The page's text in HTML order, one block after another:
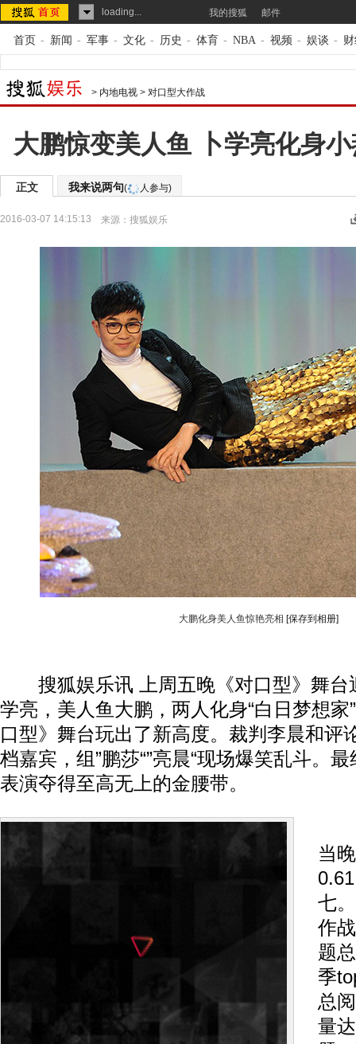
loading... 我的搜狐 邮件
首页 - 新闻 - 军事 - 文化 - 历史 - 体育 - NBA - 视频 - 娱谈 -
> 内地电视 > 对口型大作战
大鹏惊变美人鱼 卜学亮化身
正文 我来说两句( 人参与)
2016-03-07 14:15:13 来源： 搜狐娱乐
大鹏化身美人鱼惊艳亮相 [保存到相册]
搜狐娱乐讯 上周五晚《对口型》舞台
学亮，美人鱼大鹏，两人化身“白日梦想家
口型》舞台玩出了新高度。裁判李晨和评
档嘉宾，组”鹏莎“”亮晨“现场爆笑乱斗。
表演夺得至高无上的金腰带。
当
七
作
题
季
总
量
动物系恋人啊 | 钟欣潼体验爱情哲学 南